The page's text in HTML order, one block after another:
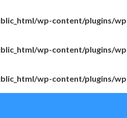
wp-content/plugins/
wp-content/plugins/
wp-content/plugins/